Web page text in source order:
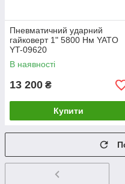
Пневматичний ударний
гайковерт 1" 5800 Нм YATO
YT-09620
В наявності
13 200 ₴
Купити